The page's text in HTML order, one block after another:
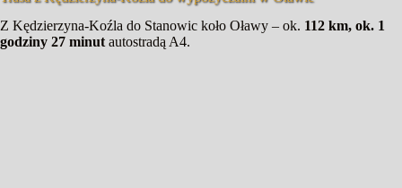
Z Kędzierzyna-Koźla do Stanowic koło Oławy – ok. 112 km, ok. 1
godziny 27 minut autostradą A4.